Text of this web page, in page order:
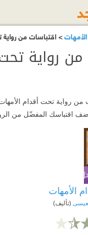
> اقتباسات من
رواية
رواية تحت أقدام
أضف اقتباسك المفضّل من
الكتاب
الأمهات
(تأليف)